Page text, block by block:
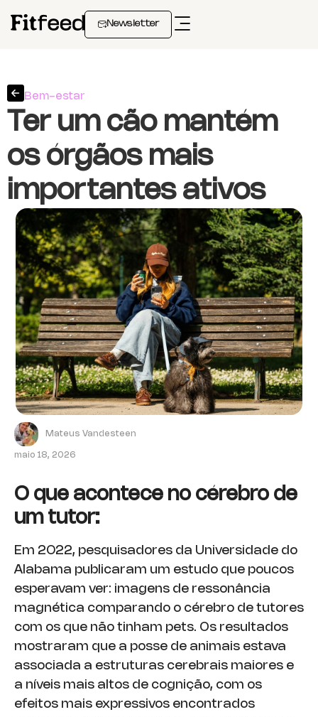
Newsletter
Bem-estar
Ter um cão mantém
os órgãos mais
importantes ativos
Mateus Vandesteen
maio 18, 2026
O que acontece no cérebro de
um tutor:
Em 2022, pesquisadores da Universidade do
Alabama publicaram um estudo que poucos
esperavam ver: imagens de ressonância
magnética comparando o cérebro de tutores
com os que não tinham pets. Os resultados
mostraram que a posse de animais estava
associada a estruturas cerebrais maiores e
a níveis mais altos de cognição, com os
efeitos mais expressivos encontrados